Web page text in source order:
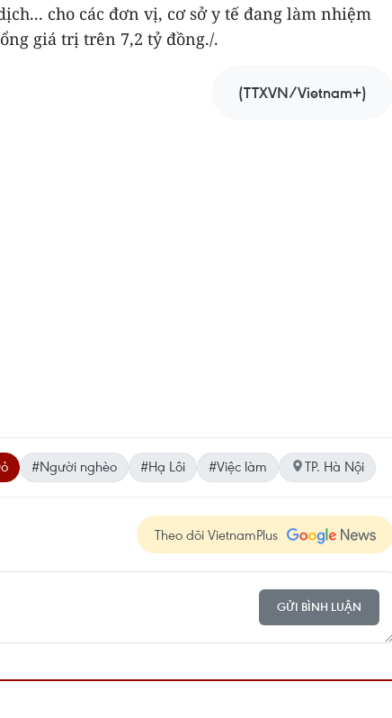
cho các đơn vị, cơ sở y tế đang làm nhiệm
giá trị trên 7,2 tỷ đồng./.
(TTXVN/Vietnam+)
#Người nghèo #Hạ Lôi #Việc làm TP. Hà Nội
Theo dõi VietnamPlus
GỬI BÌNH LUẬN